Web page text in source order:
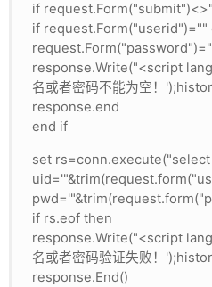
技术
工具
存档
留言
网盘
if
if request.Form("userid")=""
response.Write("<script
名或者密码不能为空！
response.end
end if
set
if rs.eof then
response.Write("<script
名或者密码验证失败！
response.End()